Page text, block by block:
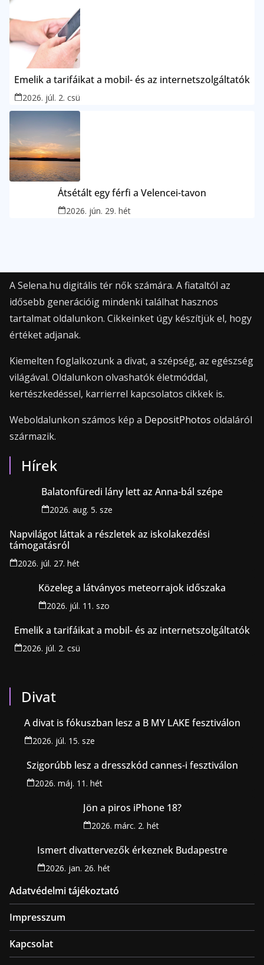
Emelik a tarifáikat a mobil- és az internetszolgáltatók
2026. júl. 2. csü
Átsétált egy férfi a Velencei-tavon
2026. jún. 29. hét
A Selena.hu digitális tér nők számára. A fiataltól az
idősebb generációig mindenki találhat hasznos
tartalmat oldalunkon. Cikkeinket úgy készítjük el, hogy
értéket adjanak.
Kiemelten foglalkozunk a divat, a szépség, az egészség
világával. Oldalunkon olvashatók életmóddal,
kertészkedéssel, karrierrel kapcsolatos cikkek is.
Weboldalunkon számos kép a DepositPhotos oldaláról
származik.
Hírek
Balatonfüredi lány lett az Anna-bál szépe
2026. aug. 5. sze
Napvilágot láttak a részletek az iskolakezdési
támogatásról
2026. júl. 27. hét
Közeleg a látványos meteorrajok időszaka
2026. júl. 11. szo
Emelik a tarifáikat a mobil- és az internetszolgáltatók
2026. júl. 2. csü
Divat
A divat is fókuszban lesz a B MY LAKE fesztiválon
2026. júl. 15. sze
Szigorúbb lesz a dresszkód cannes-i fesztiválon
2026. máj. 11. hét
Jön a piros iPhone 18?
2026. márc. 2. hét
Ismert divattervezők érkeznek Budapestre
2026. jan. 26. hét
Adatvédelmi tájékoztató
Impresszum
Kapcsolat